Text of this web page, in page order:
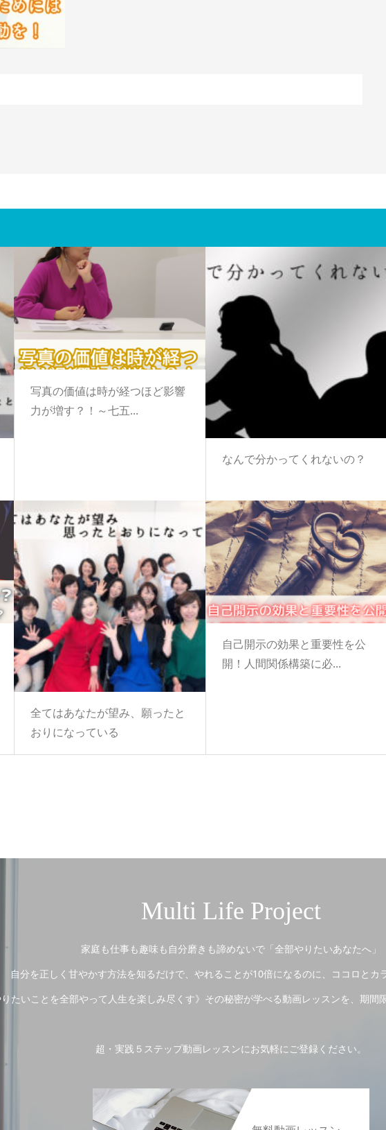
写真の価値は時が経つほど影響
力が増す？！～七五...
なんで分かってくれないの？
全てはあなたが望み、願ったと
おりになっている
自己開示の効果と重要性を公
開！人間関係構築に必...
Multi Life Project
家庭も仕事も趣味も自分磨きも諦めないで「全部やりたいあなたへ」
自分を正しく甘やかす方法を知るだけで、やれることが10倍になるのに、ココロとカ
たいことを全部やって人生を楽しみ尽くす》その秘密が学べる動画レッスンを、期間
超・実践５ステップ動画レッスンにお気軽にご登録ください。